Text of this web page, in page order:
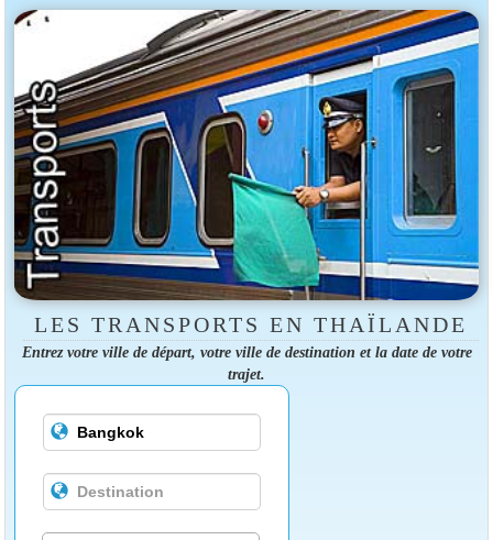
LES TRANSPORTS EN THAÏLANDE
Entrez votre ville de départ, votre ville de destination et la date de votre
trajet.